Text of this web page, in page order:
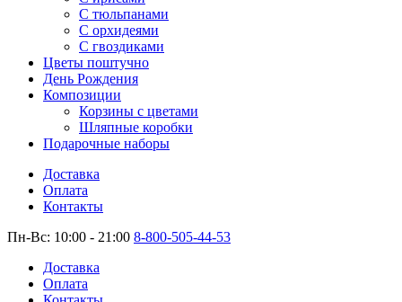
С тюльпанами
С орхидеями
С гвоздиками
Цветы поштучно
День Рождения
Композиции
Корзины с цветами
Шляпные коробки
Подарочные наборы
Доставка
Оплата
Контакты
Пн-Вс: 10:00 - 21:00 8-800-505-44-53
Доставка
Оплата